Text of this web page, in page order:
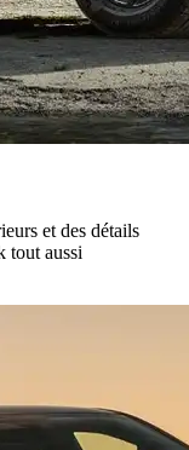
et des détails
tout aussi